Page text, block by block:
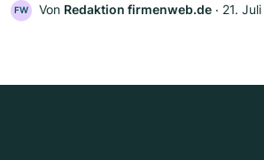
FW Von Redaktion firmenweb.de ‧ 21.